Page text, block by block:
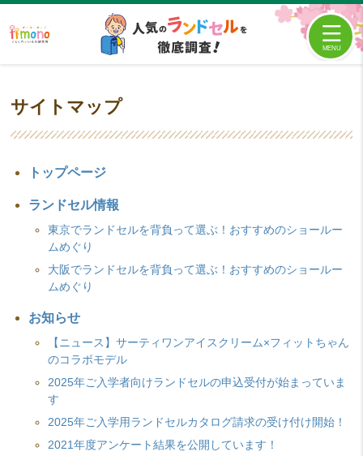
サイトマップ
トップページ
ランドセル情報
東京でランドセルを背負って選ぶ！おすすめのショールー
ムめぐり
大阪でランドセルを背負って選ぶ！おすすめのショールー
ムめぐり
お知らせ
【ニュース】サーティワンアイスクリーム×フィットちゃん
のコラボモデル
2025年ご入学者向けランドセルの申込受付が始まっていま
す
2025年ご入学用ランドセルカタログ請求の受け付け開始！
2021年度アンケート結果を公開しています！